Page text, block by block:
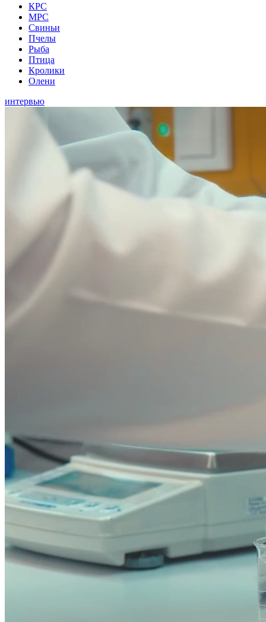
КРС
МРС
Свиньи
Пчелы
Рыба
Птица
Кролики
Олени
интервью